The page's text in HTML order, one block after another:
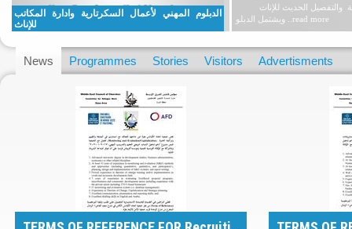
الدبلوم المهني لأعمال السكرتارية وادارة المكاتب
للإناث
read more
News Programmes Stories Visitors Advertisments